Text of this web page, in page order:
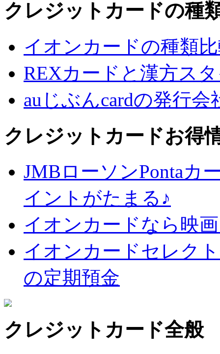
クレジットカードの種
イオンカードの種類
REXカードと漢方ス
auじぶんcardの発行会
クレジットカードお得
JMBローソンPontaカ
イントがたまる♪
イオンカードなら映
イオンカードセレク
の定期預金
クレジットカード全般